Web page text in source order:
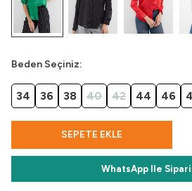
Beden Seçiniz:
34 36 38 40 42 44 46
SEPETE EKLE
WhatsApp Ile